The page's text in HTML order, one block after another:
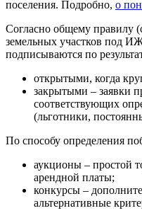
поселения. Подробно, о
Согласно общему правилу
земельных участков под
подписываются по
открытыми, когда
закрытыми – заявки
соответствующих
(льготники,
По способу определения
аукционы – простой
арендной платы;
конкурсы –
альтернативные